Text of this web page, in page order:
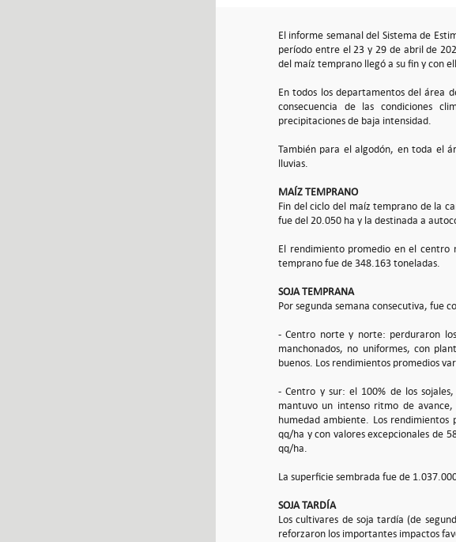
El informe semanal del Sistema de
período entre el 23 y 29 de abril de
del maíz temprano llegó a su fin y con
En todos los departamentos del área
consecuencia de las condiciones
precipitaciones de baja intensidad.
También para el algodón, en toda el
lluvias.
MAÍZ TEMPRANO
Fin del ciclo del maíz temprano de la
fue del 20.050 ha y la destinada a
El rendimiento promedio en el centro
temprano fue de 348.163 toneladas.
SOJA TEMPRANA
Por segunda semana consecutiva, fue
- Centro norte y norte: perduraron
manchonados, no uniformes, con
buenos. Los rendimientos promedios
- Centro y sur: el 100% de los
mantuvo un intenso ritmo de
humedad ambiente. Los
qq/ha y con valores excepcionales de
qq/ha.
La superficie sembrada fue de
SOJA TARDÍA
Los cultivares de soja tardía (de
reforzaron los importantes impactos